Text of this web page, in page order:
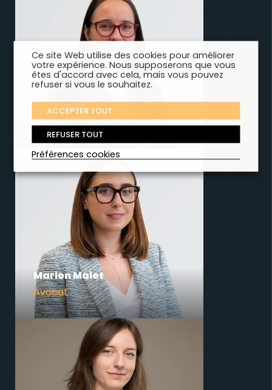
Nadège Mace
Avocat
Marion Malet
Avocat
Ce site Web utilise des cookies pour améliorer
votre expérience. Nous supposerons que vous
êtes d'accord avec cela, mais vous pouvez
refuser si vous le souhaitez.
ACCEPTER TOUT
REFUSER TOUT
Préférences cookies